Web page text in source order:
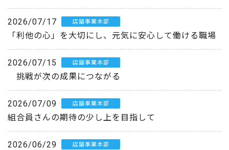
2026/07/17 店舗事業本部
「利他の心」を大切にし、元気に安心して働ける職場
2026/07/15 店舗事業本部
挑戦が次の成果につながる
2026/07/09 店舗事業本部
組合員さんの期待の少し上を目指して
2026/06/29 店舗事業本部